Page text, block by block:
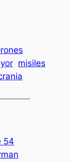
misiles
54